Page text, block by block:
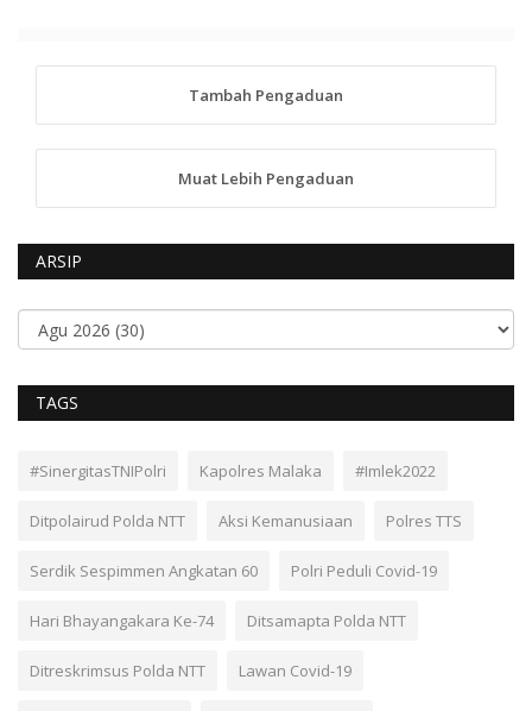
Tambah Pengaduan
Muat Lebih Pengaduan
ARSIP
TAGS
#SinergitasTNIPolri Kapolres Malaka #Imlek2022
Ditpolairud Polda NTT Aksi Kemanusiaan Polres TTS
Serdik Sespimmen Angkatan 60 Polri Peduli Covid-19
Hari Bhayangakara Ke-74 Ditsamapta Polda NTT
Ditreskrimsus Polda NTT Lawan Covid-19